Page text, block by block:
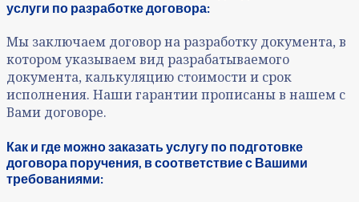
услуги по разработке договора:
Мы заключаем договор на разработку документа, в
котором указываем вид разрабатываемого
документа, калькуляцию стоимости и срок
исполнения. Наши гарантии прописаны в нашем с
Вами договоре.
Как и где можно заказать услугу по подготовке
договора поручения, в соответствие с Вашими
требованиями: